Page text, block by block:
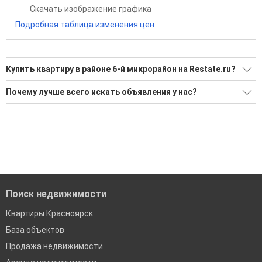
Скачать изображение графика
Подробная таблица изменения цен
Купить квартиру в районе 6-й микрорайон на Restate.ru?
Поможем Купить квартиру в районе 6-й микрорайон?
Воспользуйтесь нашим поиском по новостройкам, для
Почему лучше всего искать объявления у нас?
Поиск недвижимости
Квартиры Красноярск
База объектов
Продажа недвижимости